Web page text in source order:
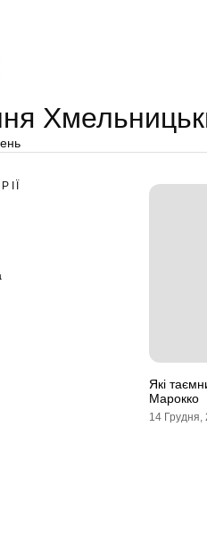
Які
Марокко
14 Грудня,